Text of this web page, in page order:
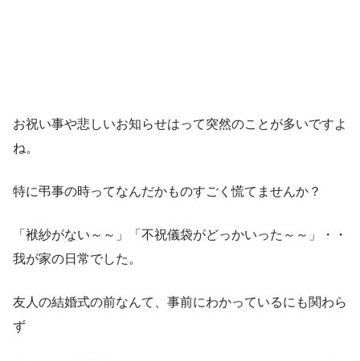
お祝い事や悲しいお知らせはって突然のことが多いですよ
ね。
特に弔事の時ってなんだかものすごく慌てませんか？
「袱紗がない～～」「不祝儀袋がどっかいった～～」・・
我が家の日常でした。
友人の結婚式の前なんて、事前にわかっているにも関わら
ず